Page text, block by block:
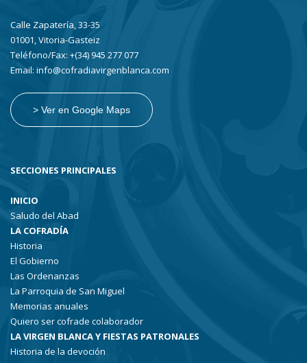
Calle Zapatería, 33-35
01001, Vitoria-Gasteiz
Teléfono/Fax: +(34) 945 277 077
Email: info@cofradiavirgenblanca.com
> Ver en Google Maps
SECCIONES PRINCIPALES
INICIO
Saludo del Abad
LA COFRADÍA
Historia
El Gobierno
Las Ordenanzas
La Parroquia de San Miguel
Memorias anuales
Quiero ser cofrade colaborador
LA VIRGEN BLANCA Y FIESTAS PATRONALES
Historia de la devoción